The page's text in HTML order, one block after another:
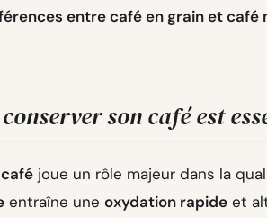
entre café en grain et café
son café est
joue un rôle majeur dans la
entraîne une oxydation rapide et